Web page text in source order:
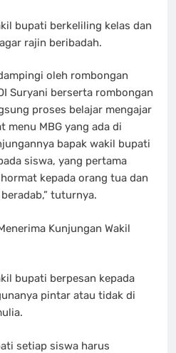
bupati berkeliling kelas dan
rajin beribadah.
oleh rombongan
Suryani berserta rombongan
proses belajar mengajar
menu MBG yang ada di
bapak wakil bupati
siswa, yang pertama
kepada orang tua dan
tuturnya.
bupati berpesan kepada
pintar atau tidak di
setiap siswa harus